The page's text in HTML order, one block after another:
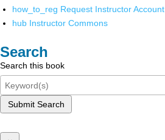
how_to_reg Request Instructor Account
hub Instructor Commons
Search
Search this book
Submit Search